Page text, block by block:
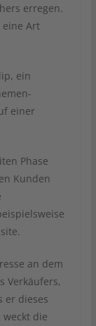
erregen.
eine Art
ein
einer
Phase
Kunden
an dem
Verkäufers,
er dieses
weckt die